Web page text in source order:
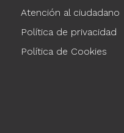
Atención al ciudadano
Política de privacidad
Política de Cookies